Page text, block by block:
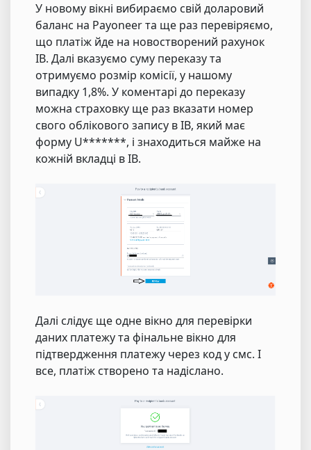
У новому вікні вибираємо свій доларовий
баланс на Payoneer та ще раз перевіряємо,
що платіж йде на новостворений рахунок
IB. Далі вказуємо суму переказу та
отримуємо розмір комісії, у нашому
випадку 1,8%. У коментарі до переказу
можна страховку ще раз вказати номер
свого облікового запису в IB, який має
форму U*******, і знаходиться майже на
кожній вкладці в IB.
Далі слідує ще одне вікно для перевірки
даних платежу та фінальне вікно для
підтвердження платежу через код у смс. І
все, платіж створено та надіслано.